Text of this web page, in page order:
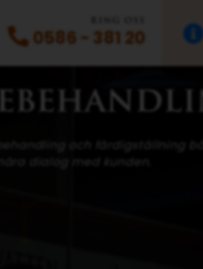
0586 - 381 20
och färdigställning